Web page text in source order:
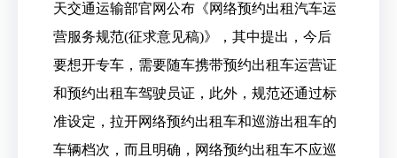
天交通运输部官网公布《网络预约出租汽车运
营服务规范(征求意见稿)》，其中提出，今后
要想开专车，需要随车携带预约出租车运营证
和预约出租车驾驶员证，此外，规范还通过标
准设定，拉开网络预约出租车和巡游出租车的
车辆档次，而且明确，网络预约出租车不应巡